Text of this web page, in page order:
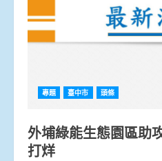
專題 臺中市 頭條
外埔綠能生態園區助
打烊